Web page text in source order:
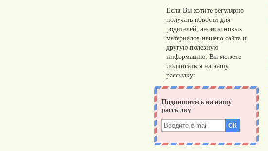
Если Вы хотите регулярно
получать новости для
родителей, анонсы новых
материалов нашего сайта и
другую полезную
информацию, Вы можете
подписаться на нашу
рассылку: